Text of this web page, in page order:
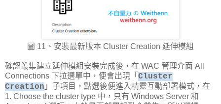
圖 11、安裝最新版本 Cluster Creation 延伸模組
確認叢集建立延伸模組安裝完成後，在 WAC 管理介面 All
Connections 下拉選單中，便會出現「 Cluster
Creation 」子項目，點選後便進入精靈互動部署模式，在
1. Choose the cluster type 中，只有 Windows Server 和